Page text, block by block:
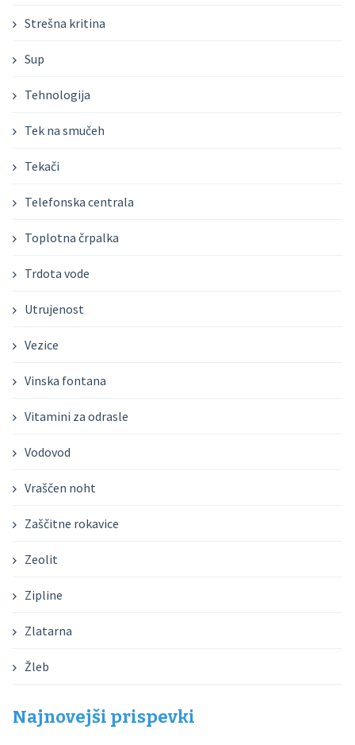
Strešna kritina
Sup
Tehnologija
Tek na smučeh
Tekači
Telefonska centrala
Toplotna črpalka
Trdota vode
Utrujenost
Vezice
Vinska fontana
Vitamini za odrasle
Vodovod
Vraščen noht
Zaščitne rokavice
Zeolit
Zipline
Zlatarna
Žleb
Najnovejši prispevki